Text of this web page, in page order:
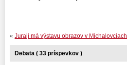
« Juraji má výstavu obrazov v Michalovciach
Debata ( 33 príspevkov )